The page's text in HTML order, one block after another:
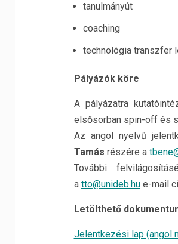
tanulmányút
coaching
technológia transzfer
Pályázók köre
A pályázatra
elsősorban spin-off és
Az angol nyelvű
Tamás részére a
További
a tto@unideb.hue-mail
Letölthető
Jelentkezési lap (angol